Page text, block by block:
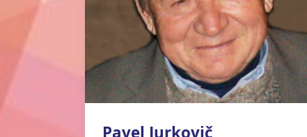
Od roku 2016 spolupracuje s
oddělením vzdělávacích
programů České filharmonie. Vedle
lektorování dílen na koncertech pro
děti a jejich rodiče, vedení hudebních
dílen pro děti v Dětském domově Ch.
Masarykové v Praze na Zbraslavi byla
Pavel Jurkovič